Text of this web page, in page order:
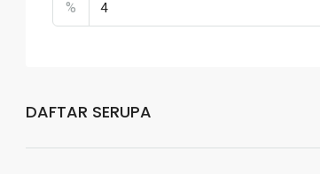
%
DAFTAR SERUPA